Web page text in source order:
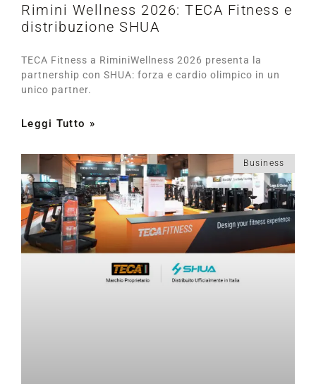
Rimini Wellness 2026: TECA Fitness e
distribuzione SHUA
TECA Fitness a RiminiWellness 2026 presenta la
partnership con SHUA: forza e cardio olimpico in un
unico partner.
Leggi Tutto »
Business